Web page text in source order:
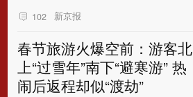
102 新京报
春节旅游火爆空前：游客北
上“过雪年”南下“避寒游” 热
闹后返程却似“渡劫”